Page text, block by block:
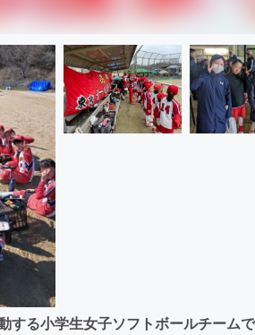
する小学生女子ソフトボールチーム